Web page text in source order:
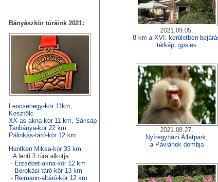
Bányászkör túráink 2021:
Lencsehegy-kör 11km,
Kesztőlc
XX-as akna-kor 11 km, Sárisáp
Tanbánya-kör 22 km
Pálinkás-táró-kör 12 km
Hantken Miksa-kör 33 km
A lenti 3 túra alkotja:
- Erzsébet-akna-kör 12 km
- Borokási-táró-kör 13 km
- Reimann-altáró-kör 12 km
2021.09.05.
8 km a XVI. kerületben
térkép, gpsies
2021.08.27.
Nyíregyházi Állatpark,
a Páviánok dombja